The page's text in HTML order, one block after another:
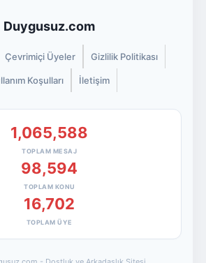
Duygusuz.com
Çevrimiçi Üyeler Gizlilik Politikası
Koşulları İletişim
1,065,588
TOPLAM MESAJ
98,594
TOPLAM KONU
16,702
TOPLAM ÜYE